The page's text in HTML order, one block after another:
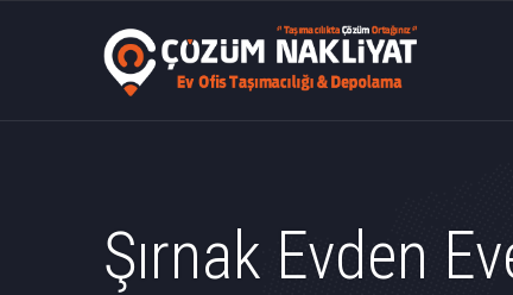
Şırnak Evden